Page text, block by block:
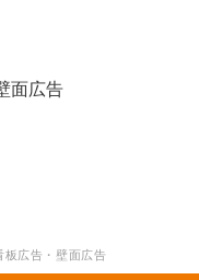
面広告
板広告・壁面広告